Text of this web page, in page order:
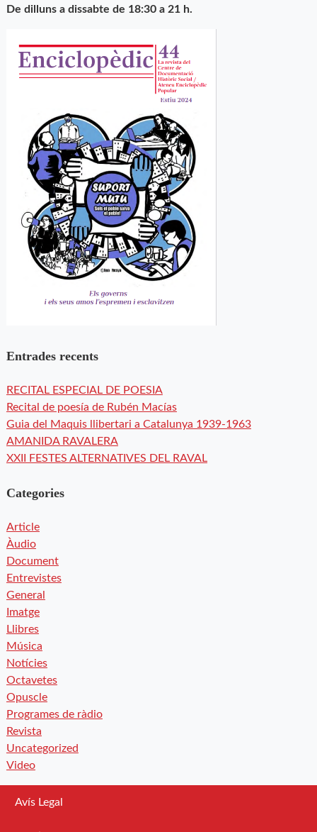
De dilluns a dissabte de 18:30 a 21 h.
Entrades recents
RECITAL ESPECIAL DE POESIA
Recital de poesía de Rubén Macías
Guia del Maquis llibertari a Catalunya 1939-1963
AMANIDA RAVALERA
XXII FESTES ALTERNATIVES DEL RAVAL
Categories
Article
Àudio
Document
Entrevistes
General
Imatge
Llibres
Música
Notícies
Octavetes
Opuscle
Programes de ràdio
Revista
Uncategorized
Video
Avís Legal